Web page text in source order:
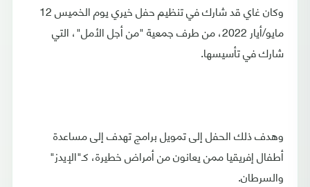
وكان غاي قد شارك في تنظيم حفل خيري يوم الخميس 12
مايو/أيار 2022، من طرف جمعية "من أجل الأمل"، التي
شارك في تأسيسها.
وهدف ذلك الحفل إلى تمويل برامج تهدف إلى مساعدة
أطفال إفريقيا ممن يعانون من أمراض خطيرة، كـ"الإيدز"
والسرطان.